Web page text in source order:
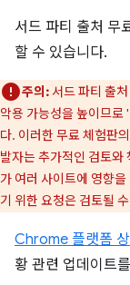
서드 파티 출처 무
할 수 있습니다.
주의: 서드 파티 출
악용 가능성을 높이므로
다. 이러한 무료 체험판
발자는 추가적인 검토와
가 여러 사이트에 영향
기 위한 요청은 검토될
Chrome 플랫폼
황 관련 업데이트